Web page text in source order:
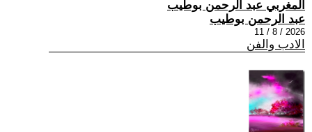
المغربي عبد الرحمن بوطيب
عبد الرحمن بوطيب
2026 / 8 / 11
الادب والفن